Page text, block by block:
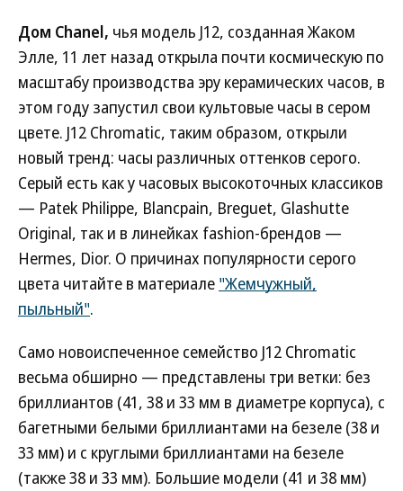
Дом Chanel, чья модель J12, созданная Жаком
Элле, 11 лет назад открыла почти космическую по
масштабу производства эру керамических часов, в
этом году запустил свои культовые часы в сером
цвете. J12 Chromatic, таким образом, открыли
новый тренд: часы различных оттенков серого.
Серый есть как у часовых высокоточных классиков
— Patek Philippe, Blancpain, Breguet, Glashutte
Original, так и в линейках fashion-брендов —
Hermes, Dior. О причинах популярности серого
цвета читайте в материале "Жемчужный,
пыльный".
Само новоиспеченное семейство J12 Chromatic
весьма обширно — представлены три ветки: без
бриллиантов (41, 38 и 33 мм в диаметре корпуса), с
багетными белыми бриллиантами на безеле (38 и
33 мм) и с круглыми бриллиантами на безеле
(также 38 и 33 мм). Большие модели (41 и 38 мм)